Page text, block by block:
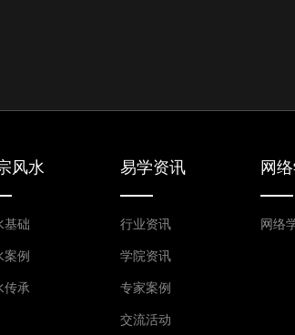
风水
基础
案例
传承
易学资讯
行业资讯
学院资讯
专家案例
交流活动
网
网络